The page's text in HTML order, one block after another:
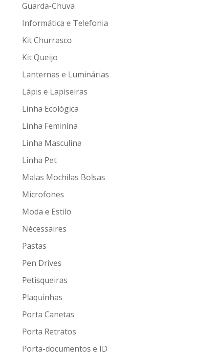
Guarda-Chuva
Informática e Telefonia
Kit Churrasco
Kit Queijo
Lanternas e Luminárias
Lápis e Lapiseiras
Linha Ecológica
Linha Feminina
Linha Masculina
Linha Pet
Malas Mochilas Bolsas
Microfones
Moda e Estilo
Nécessaires
Pastas
Pen Drives
Petisqueiras
Plaquinhas
Porta Canetas
Porta Retratos
Porta-documentos e ID